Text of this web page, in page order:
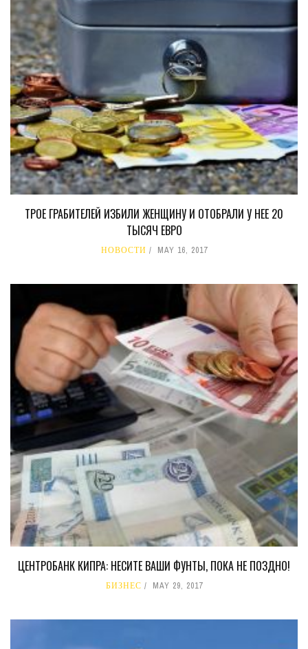
ТРОЕ ГРАБИТЕЛЕЙ ИЗБИЛИ ЖЕНЩИНУ И ОТОБРАЛИ У НЕЕ 20
ТЫСЯЧ ЕВРО
НОВОСТИ MAY 16, 2017
ЦЕНТРОБАНК КИПРА: НЕСИТЕ ВАШИ ФУНТЫ, ПОКА НЕ ПОЗДНО!
БИЗНЕС MAY 29, 2017